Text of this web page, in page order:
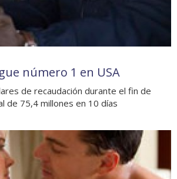
número 1 en USA
de recaudación durante el fin de
de 75,4 millones en 10 días